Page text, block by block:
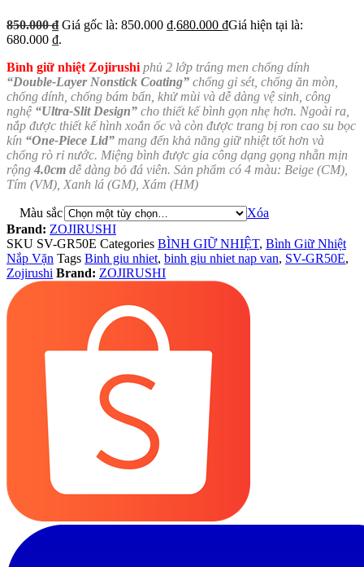
850.000₫ Giá gốc là: 850.000 ₫.680.000 ₫Giá hiện tại là:
680.000 ₫.
Bình giữ nhiệt Zojirushi phủ 2 lớp tráng men chống dính
“Double-Layer Nonstick Coating” chống gỉ sét, chống ăn mòn,
chống dính, chống bám bẩn, khử mùi và dễ dàng vệ sinh, công
nghệ “Ultra-Slit Design” cho thiết kế bình gọn nhẹ hơn. Ngoài ra,
nắp được thiết kế hình xoắn ốc và còn được trang bị ron cao su bọc
kín “One-Piece Lid” mang đến khả năng giữ nhiệt tốt hơn và
chống rò rỉ nước. Miệng bình được gia công dạng gọng nhẵn mịn
rộng 4.0cm dễ dàng bỏ đá viên. Sản phẩm có 4 màu: Beige (CM),
Tím (VM), Xanh lá (GM), Xám (HM)
Màu sắc
Xóa
Brand: ZOJIRUSHI
SKU SV-GR50E Categories BÌNH GIỮ NHIỆT, Bình Giữ Nhiệt
Nắp Vặn Tags Binh giu nhiet, binh giu nhiet nap van, SV-GR50E,
Zojirushi Brand: ZOJIRUSHI